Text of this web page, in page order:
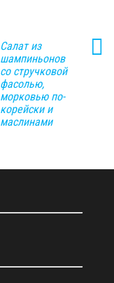
Салат из
шампиньонов
со стручковой
фасолью,
морковью по-
корейски и
маслинами